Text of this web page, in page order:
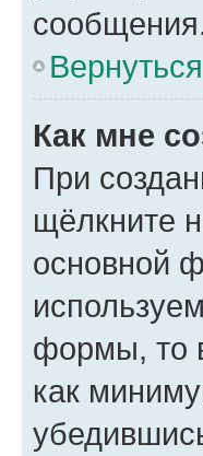
Как мне
При
щёлкните
основной
формы, то
как